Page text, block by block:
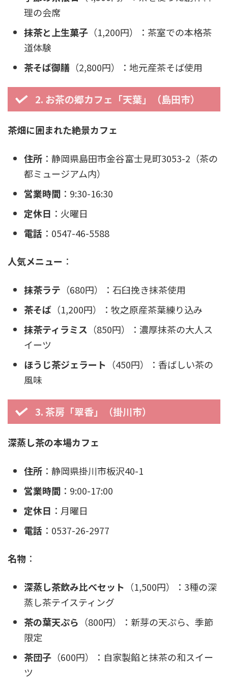
理の会席
抹茶と上生菓子 （1,200円）：茶室での本格茶
道体験
茶そば御膳 （2,800円）：地元産茶そば使用
2. お茶の郷カフェ「天葉」（島田市）
茶畑に囲まれた絶景カフェ
住所 ：静岡県島田市金谷富士見町3053-2（茶の
都ミュージアム内）
営業時間 ：9:30-16:30
定休日 ：火曜日
電話 ：0547-46-5588
人気メニュー ：
抹茶ラテ （680円）：石臼挽き抹茶使用
茶そば （1,200円）：牧之原産茶葉練り込み
抹茶ティラミス （850円）：濃厚抹茶の大人ス
イーツ
ほうじ茶ジェラート （450円）：香ばしい茶の
風味
3. 茶房「翠香」（掛川市）
深蒸し茶の本場カフェ
住所 ：静岡県掛川市板沢40-1
営業時間 ：9:00-17:00
定休日 ：月曜日
電話 ：0537-26-2977
名物 ：
深蒸し茶飲み比べセット （1,500円）：3種の深
蒸し茶テイスティング
茶の葉天ぷら （800円）：新芽の天ぷら、季節
限定
茶団子 （600円）：自家製餡と抹茶の和スイー
ツ